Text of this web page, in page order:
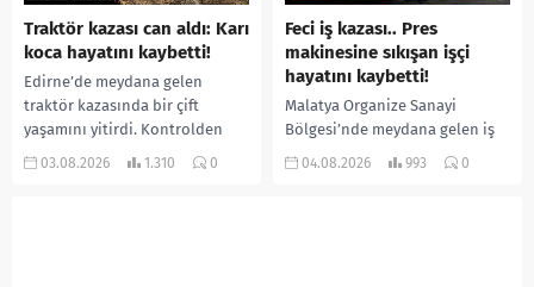
Traktör kazası can aldı: Karı
koca hayatını kaybetti!
Edirne’de meydana gelen
traktör kazasında bir çift
yaşamını yitirdi. Kontrolden
çıkarak devrilen traktörün
03.08.2026 1.310 0
Feci iş kazası.. Pres
makinesine sıkışan işçi
hayatını kaybetti!
Malatya Organize Sanayi
Bölgesi’nde meydana gelen iş
kazasında, pres makinesine
04.08.2026 993 0